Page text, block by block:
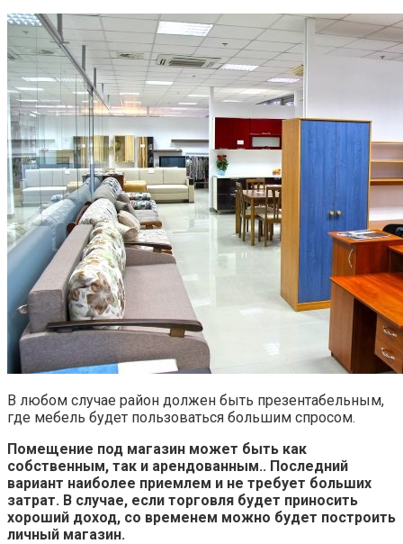
В любом случае район должен быть презентабельным,
где мебель будет пользоваться большим спросом.
Помещение под магазин может быть как
собственным, так и арендованным.. Последний
вариант наиболее приемлем и не требует больших
затрат. В случае, если торговля будет приносить
хороший доход, со временем можно будет построить
личный магазин.